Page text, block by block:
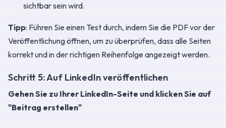
sichtbar sein wird.
Tipp: Führen Sie einen Test durch, indem Sie die PDF vor der
Veröffentlichung öffnen, um zu überprüfen, dass alle Seiten
korrekt und in der richtigen Reihenfolge angezeigt werden.
Schritt 5: Auf LinkedIn veröffentlichen
Gehen Sie zu Ihrer LinkedIn-Seite und klicken Sie auf
"Beitrag erstellen"